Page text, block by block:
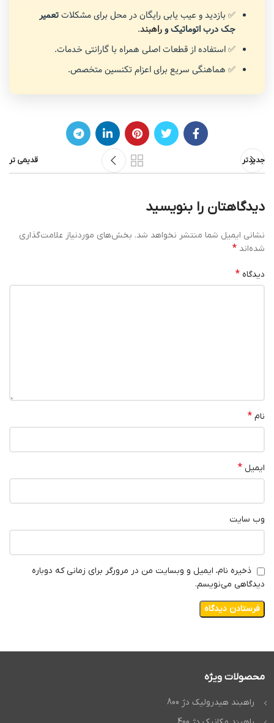
✅ بازدید و عیب یابی رایگان در محل برای مشکلاتتعمیر
جک درب اتوماتیک وراهبند.
✅ استفاده از قطعات اصلی همراه با گارانتی خدمات.
✅ هماهنگی سریع برای اعزام تکنسین متخصص.
جدیدتر قدیمی تر
دیدگاهتان را بنویسید
نشانی ایمیل شما منتشر نخواهد شد. بخش‌های موردنیاز علامت‌گذاری
شده‌اند *
دیدگاه *
نام *
ایمیل *
وب‌ سایت
ذخیره نام، ایمیل و وبسایت من در مرورگر برای زمانی که دوباره
دیدگاهی می‌نویسم.
محصولات ویژه
راهبند هیدرولیک دژ 800